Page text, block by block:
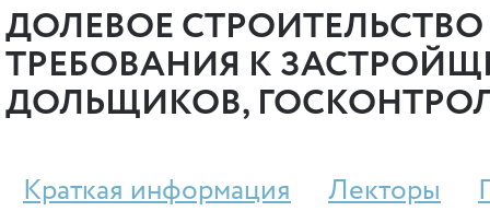
ДОЛЕВОЕ
ТРЕБОВАНИЯ К
ДОЛЬЩИКОВ,
Краткая информация Лекторы